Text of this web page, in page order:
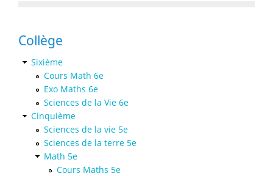
Collège
Sixième
Cours Math 6e
Exo Maths 6e
Sciences de la Vie 6e
Cinquième
Sciences de la vie 5e
Sciences de la terre 5e
Math 5e
Cours Maths 5e